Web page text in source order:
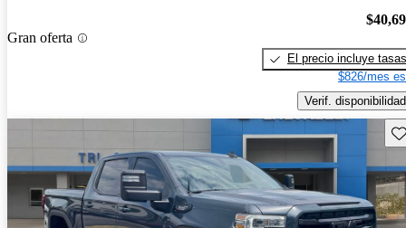
Gran oferta
El precio incluye tasas
$826/mes
Verif. disponibilidad